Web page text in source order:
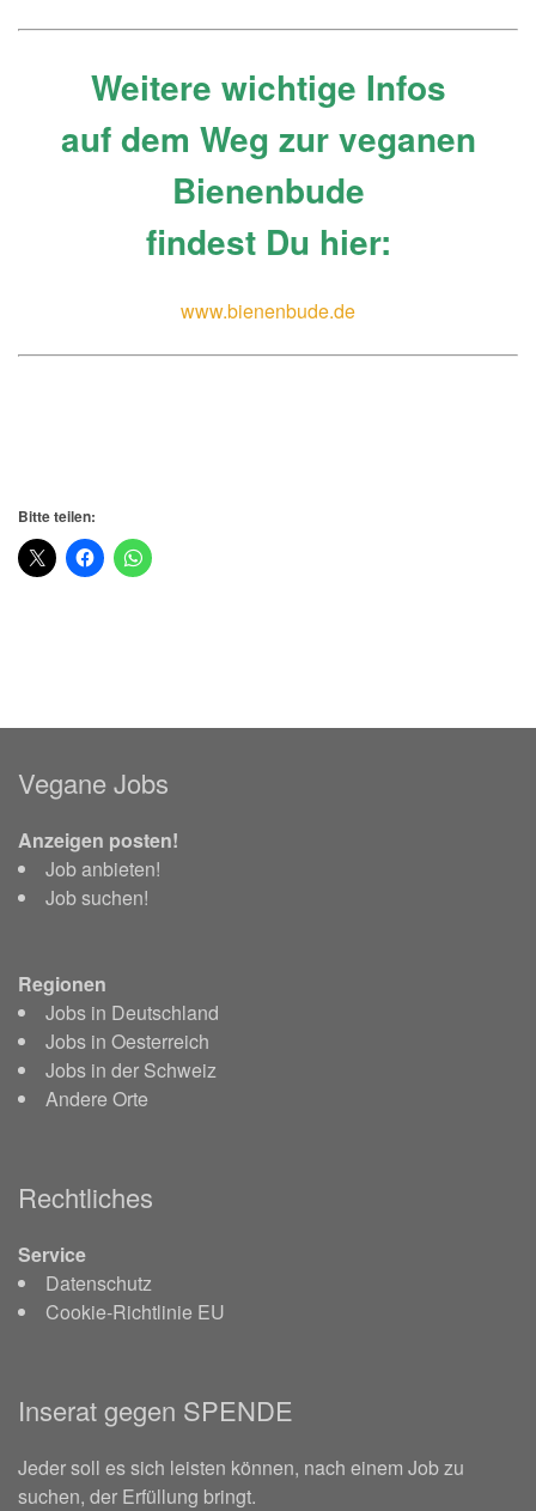
Weitere wichtige Infos
auf dem Weg zur veganen
Bienenbude
findest Du hier:
www.bienenbude.de
Bitte teilen:
Vegane Jobs
Anzeigen posten!
Job anbieten!
Job suchen!
Regionen
Jobs in Deutschland
Jobs in Oesterreich
Jobs in der Schweiz
Andere Orte
Rechtliches
Service
Datenschutz
Cookie-Richtlinie EU
Inserat gegen SPENDE
Jeder soll es sich leisten können, nach einem Job zu
suchen, der Erfüllung bringt.